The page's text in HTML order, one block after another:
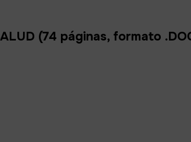
(74 páginas, formato